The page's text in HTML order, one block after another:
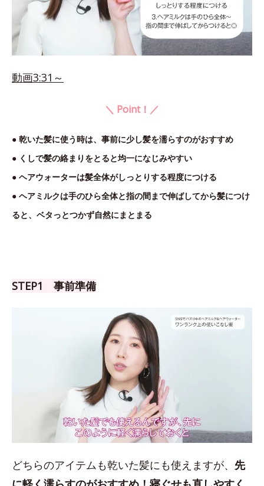
動画3:31～
＼ Point！／
● 乾いた髪に使う時は、事前に少し髪を濡らすのがおすすめ
● くしで髪の絡まりをとると均一になじみやすい
● ヘアウォーターは髪全体がしっとりする程度につける
● ヘアミルクは手のひら全体と指の間まで伸ばしてから髪につけ
ると、ベタっとつかず自然にまとまる
STEP1 事前準備
どちらのアイテムも乾いた髪にも使えますが、 先